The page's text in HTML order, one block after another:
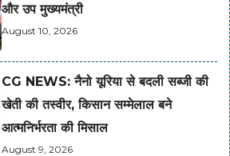
और उप मुख्यमंत्री
August 10, 2026
CG NEWS: नैनो यूरिया से बदली सब्जी की
खेती की तस्वीर, किसान सम्मेलाल बने
आत्मनिर्भरता की मिसाल
August 9, 2026